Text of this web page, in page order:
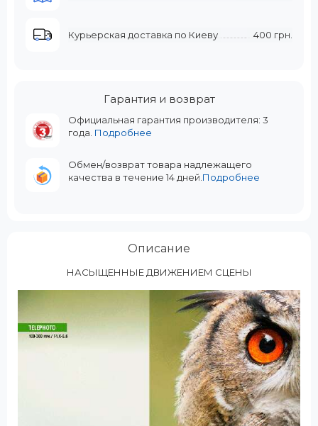
Курьерская доставка по Киеву 400 грн.
Гарантия и возврат
Официальная гарантия производителя: 3
года. Подробнее
Обмен/возврат товара надлежащего
качества в течение 14 дней. Подробнее
Описание
НАСЫЩЕННЫЕ ДВИЖЕНИЕМ СЦЕНЫ